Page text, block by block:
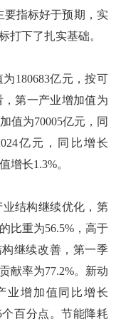
要指标好于预期，实
打下了扎实基础。
180683亿元，按可
，第一产业增加值为
值为70005亿元，同
亿元，同比增长
增长1.3%。
结构继续优化，第
比重为56.5%，高于
继续改善，第一季
献率为77.2%。新动
业增加值同比增长
百分点。节能降耗